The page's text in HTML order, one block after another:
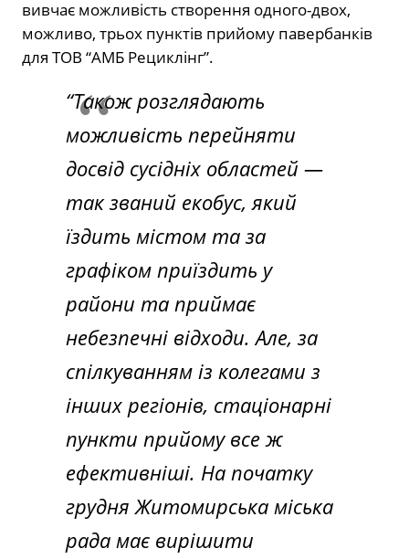
вивчає можливість створення одного-двох,
можливо, трьох пунктів прийому павербанків
для ТОВ “АМБ Рециклінг”.
“Також розглядають
можливість перейняти
досвід сусідніх областей —
так званий екобус, який
їздить містом та за
графіком приїздить у
райони та приймає
небезпечні відходи. Але, за
спілкуванням із колегами з
інших регіонів, стаціонарні
пункти прийому все ж
ефективніші. На початку
грудня Житомирська міська
рада має вирішити